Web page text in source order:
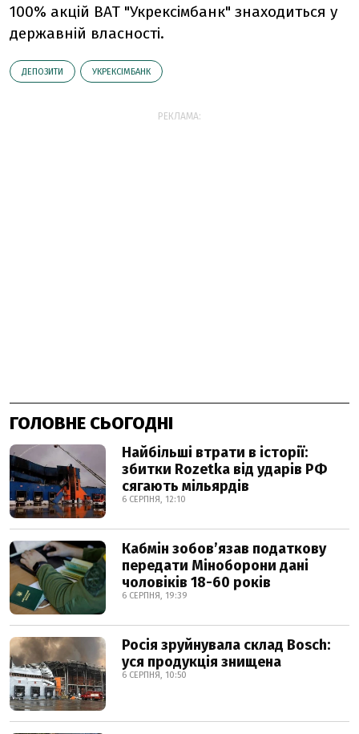
100% акцій ВАТ "Укрексімбанк" знаходиться у
державній власності.
ДЕПОЗИТИ УКРЕКСІМБАНК
РЕКЛАМА:
ГОЛОВНЕ СЬОГОДНІ
Найбільші втрати в історії:
збитки Rozetka від ударів РФ
сягають мільярдів
6 СЕРПНЯ, 12:10
Кабмін зобовʼязав податкову
передати Міноборони дані
чоловіків 18-60 років
6 СЕРПНЯ, 19:39
Росія зруйнувала склад Bosch:
уся продукція знищена
6 СЕРПНЯ, 10:50